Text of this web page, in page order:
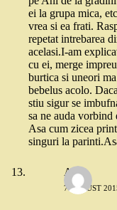
ei la grupa mica,
vrea si ea frati.
repetat intrebarea
acelasi.I-am
cu ei, merge
burtica si uneori
bebelus acolo.
stiu sigur se
sa ne auda vorbind
Asa cum zicea
singuri la
Alex
7 AUGUST